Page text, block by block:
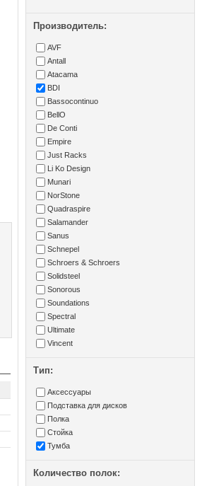
Производитель:
AVF
Antall
Atacama
BDI
Bassocontinuo
BellO
De Conti
Empire
Just Racks
Li Ko Design
Munari
NorStone
Quadraspire
Salamander
Sanus
Schnepel
Schroers & Schroers
Solidsteel
Sonorous
Soundations
Spectral
Ultimate
Vincent
Тип:
Аксесcуары
Подставка для дисков
Полка
Стойка
Тумба
Количество полок: